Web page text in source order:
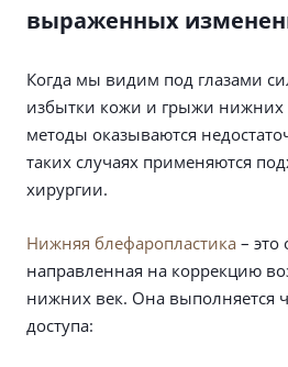
выраженных
Когда мы видим под глазами
избытки кожи и грыжи нижних
методы оказываются
таких случаях применяются
хирургии.
Нижняя блефаропластика – это
направленная на коррекцию
нижних век. Она выполняется
доступа: